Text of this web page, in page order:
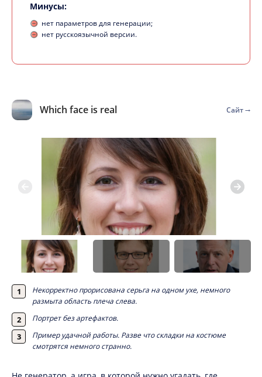
Минусы:
нет параметров для генерации;
нет русскоязычной версии.
Which face is real Сайт
Некорректно прорисована серьга на одном ухе, немного
размыта область плеча слева.
Портрет без артефактов.
Пример удачной работы. Разве что складки на костюме
смотрятся немного странно.